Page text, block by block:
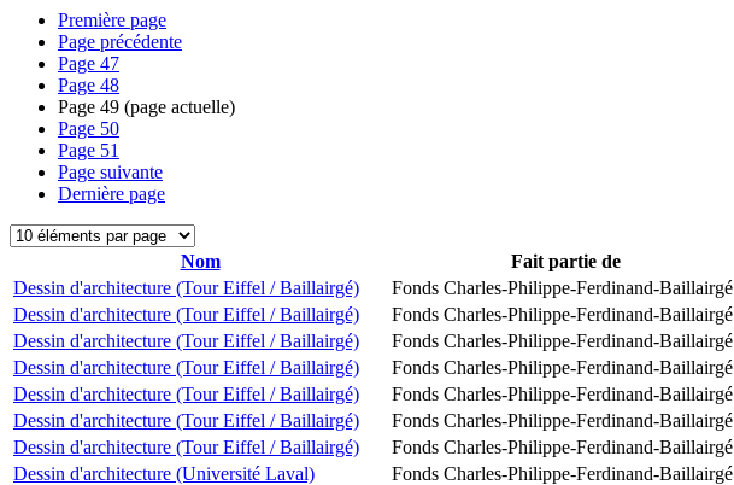
Première page
Page précédente
Page 47
Page 48
Page 49 (page actuelle)
Page 50
Page 51
Page suivante
Dernière page
Nom Fait partie de
Dessin d'architecture (Tour Eiffel / Baillairgé)
Fonds Charles-Philippe-Ferdinand-Baillairgé
Dessin d'architecture (Tour Eiffel / Baillairgé)
Fonds Charles-Philippe-Ferdinand-Baillairgé
Dessin d'architecture (Tour Eiffel / Baillairgé)
Fonds Charles-Philippe-Ferdinand-Baillairgé
Dessin d'architecture (Tour Eiffel / Baillairgé)
Fonds Charles-Philippe-Ferdinand-Baillairgé
Dessin d'architecture (Tour Eiffel / Baillairgé)
Fonds Charles-Philippe-Ferdinand-Baillairgé
Dessin d'architecture (Tour Eiffel / Baillairgé)
Fonds Charles-Philippe-Ferdinand-Baillairgé
Dessin d'architecture (Tour Eiffel / Baillairgé)
Fonds Charles-Philippe-Ferdinand-Baillairgé
Dessin d'architecture (Université Laval)
Fonds Charles-Philippe-Ferdinand-Baillairgé